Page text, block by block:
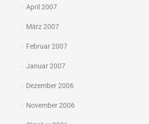
April 2007
März 2007
Februar 2007
Januar 2007
Dezember 2006
November 2006